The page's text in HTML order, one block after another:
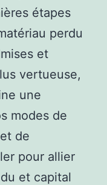
étapes
perdu
et
vertueuse,
une
modes de
de
pour allier
et capital